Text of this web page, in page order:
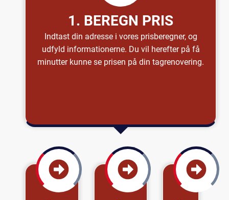
1. BEREGN PRIS
Indtast din adresse i vores prisberegner, og
udfyld informationerne. Du vil herefter på få
minutter kunne se prisen på din tagrenovering.